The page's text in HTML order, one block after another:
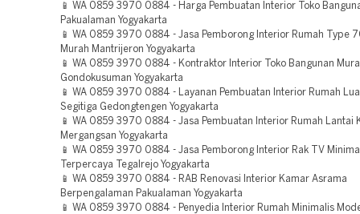
📱 WA 0859 3970 0884 - Harga Pembuatan Interior Toko
Pakualaman Yogyakarta
📱 WA 0859 3970 0884 - Jasa Pemborong Interior Rumah Type
Murah Mantrijeron Yogyakarta
📱 WA 0859 3970 0884 - Kontraktor Interior Toko Bangunan
Gondokusuman Yogyakarta
📱 WA 0859 3970 0884 - Layanan Pembuatan Interior Rumah
Segitiga Gedongtengen Yogyakarta
📱 WA 0859 3970 0884 - Jasa Pembuatan Interior Rumah Lantai
Mergangsan Yogyakarta
📱 WA 0859 3970 0884 - Jasa Pemborong Interior Rak TV
Terpercaya Tegalrejo Yogyakarta
📱 WA 0859 3970 0884 - RAB Renovasi Interior Kamar Asrama
Berpengalaman Pakualaman Yogyakarta
📱 WA 0859 3970 0884 - Penyedia Interior Rumah Minimalis